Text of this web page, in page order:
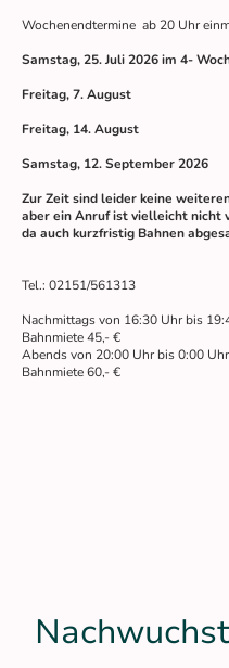
Wochenendtermine ab 20 Uhr
Samstag, 25. Juli 2026 im 4-
Freitag, 7. August
Freitag, 14. August
Samstag, 12. September 2026
Zur Zeit sind leider keine
aber ein Anruf ist vielleicht nicht
da auch kurzfristig Bahnen
Tel.: 02151/561313
Nachmittags von 16:30 Uhr bis
Bahnmiete 45,- €
Abends von 20:00 Uhr bis 0:00 Uhr
Bahnmiete 60,- €